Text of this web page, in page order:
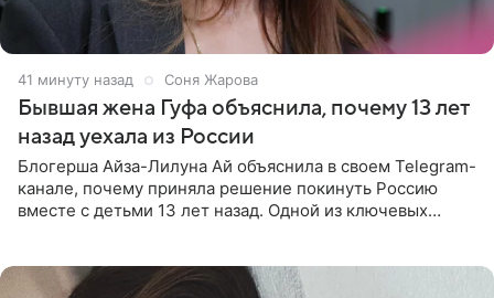
41 минуту назад Соня Жарова
Бывшая жена Гуфа объяснила, почему 13 лет
назад уехала из России
Блогерша Айза-Лилуна Ай объяснила в своем Telegram-
канале, почему приняла решение покинуть Россию
вместе с детьми 13 лет назад. Одной из ключевых